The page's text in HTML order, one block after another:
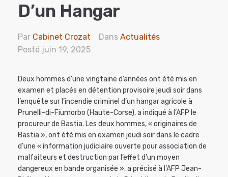
D’un Hangar
Par Cabinet Crozat Dans Actualités
Posté juin 19, 2025
Deux hommes d’une vingtaine d’années ont été mis en
examen et placés en détention provisoire jeudi soir dans
l’enquête sur l’incendie criminel d’un hangar agricole à
Prunelli-di-Fiumorbo (Haute-Corse), a indiqué à l’AFP le
procureur de Bastia. Les deux hommes, « originaires de
Bastia », ont été mis en examen jeudi soir dans le cadre
d’une « information judiciaire ouverte pour association de
malfaiteurs et destruction par l’effet d’un moyen
dangereux en bande organisée », a précisé à l’AFP Jean-